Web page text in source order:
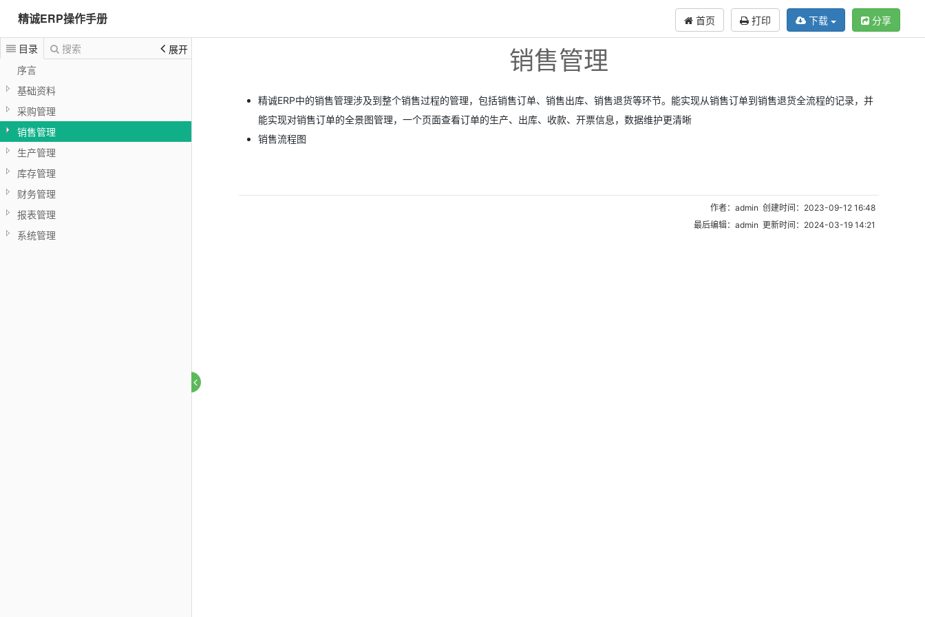
精诚ERP操作手册 首页 打印 分享
下载
目录 搜索
展开
序言
基础资料
采购管理
销售管理
生产管理
库存管理
财务管理
报表管理
系统管理
销售管理
精诚ERP中的销售管理涉及到整个销售过程的管理，包括销售订单、销售出库、销售退货等环节。能实现从销售订单到销售退货全流程的记录，并
能实现对销售订单的全景图管理，一个页面查看订单的生产、出库、收款、开票信息，数据维护更清晰
销售流程图
作者：admin 创建时间：2023-09-12 16:48
最后编辑：admin 更新时间：2024-03-19 14:21